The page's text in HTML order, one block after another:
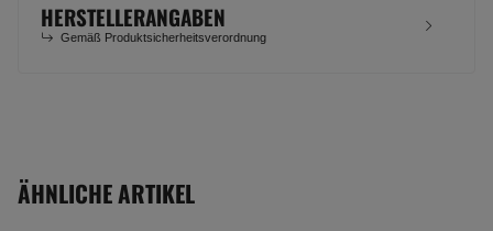
HERSTELLERANGABEN
Gemäß Produktsicherheitsverordnung
ÄHNLICHE ARTIKEL